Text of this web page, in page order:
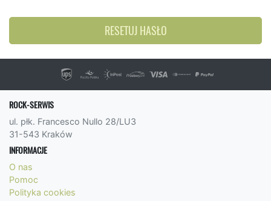
RESETUJ HASŁO
ROCK-SERWIS
ul. płk. Francesco Nullo 28/LU3
31-543 Kraków
INFORMACJE
O nas
Pomoc
Polityka cookies